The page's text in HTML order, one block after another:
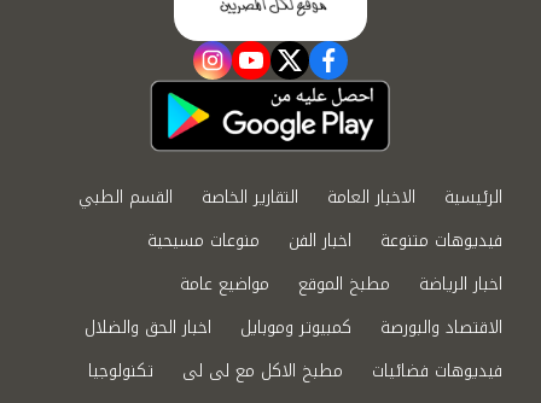
facebook
twitter
youtube
instagram
الرئيسية الاخبار العامة التقارير الخاصة
القسم الطبي
فيديوهات متنوعة
اخبار الفن
منوعات مسيحية
اخبار الرياضة
مطبخ الموقع
مواضيع عامة
الاقتصاد والبورصة
كمبيوتر وموبايل
اخبار الحق والضلال
فيديوهات فضائيات
مطبخ الاكل مع لى لى
تكنولوجيا